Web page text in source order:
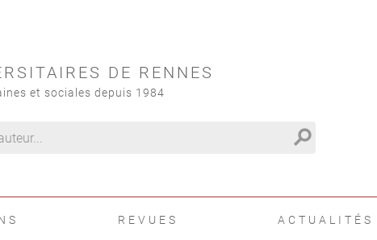
DE RENNES
et sociales depuis 1984
search
REVUES ACTUALITÉS